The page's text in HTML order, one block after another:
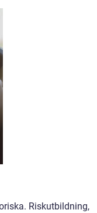
Riskutbildning,